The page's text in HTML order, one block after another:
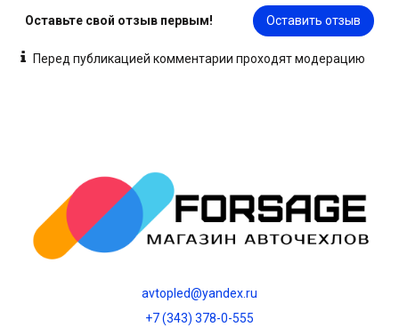
Оставьте свой отзыв первым! Оставить отзыв
Перед публикацией комментарии проходят модерацию
avtopled@yandex.ru
+7 (343) 378-0-555